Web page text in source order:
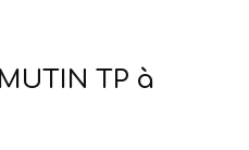
TP à